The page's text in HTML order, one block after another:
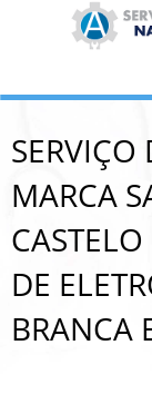
SERVIÇO
MARCA
DE
BRANCA